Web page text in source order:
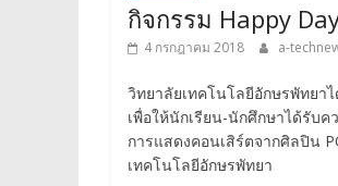
กิจกรรม Happy
4 กรกฎาคม 2018 a-
วิทยาลัยเทคโนโลยีอักษรพัทยา
เพื่อให้นักเรียน-นักศึกษาได้รับ
การแสดงคอนเสิร์ตจากศิลปิน
เทคโนโลยีอักษรพัทยา